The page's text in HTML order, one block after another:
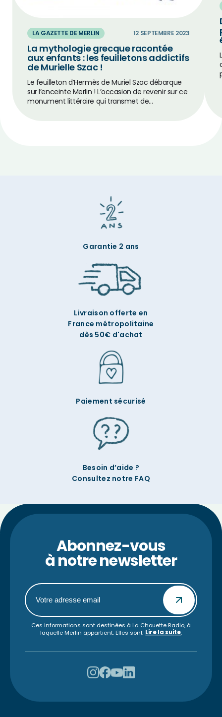
LA GAZETTE DE MERLIN 12 SEPTEMBRE 2023
La mythologie grecque racontée
aux enfants : les feuilletons addictifs
de Murielle Szac !
Le feuilleton d’Hermès de Muriel Szac débarque
sur l’enceinte Merlin ! L’occasion de revenir sur ce
monument littéraire qui transmet de…
Garantie 2 ans
Livraison offerte en
France métropolitaine
dès 50€ d'achat
Paiement sécurisé
Besoin d’aide ?
Consultez notre FAQ
Abonnez-vous
à notre newsletter
Ces informations sont destinées à La Chouette Radio, à
laquelle Merlin appartient. Elles sont Lire la suite.